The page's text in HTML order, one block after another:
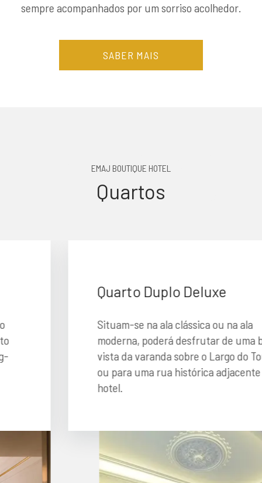
sempre acompanhados por um sorriso acolhedor.
SABER MAIS
EMAJ BOUTIQUE HOTEL
Quartos
EMAJ
Quarto Duplo Deluxe
Situam-se na ala clássica ou na ala
moderna, poderá desfrutar de uma bela
vista da varanda sobre o Largo do Toural,
ou para uma rua histórica adjacente ao